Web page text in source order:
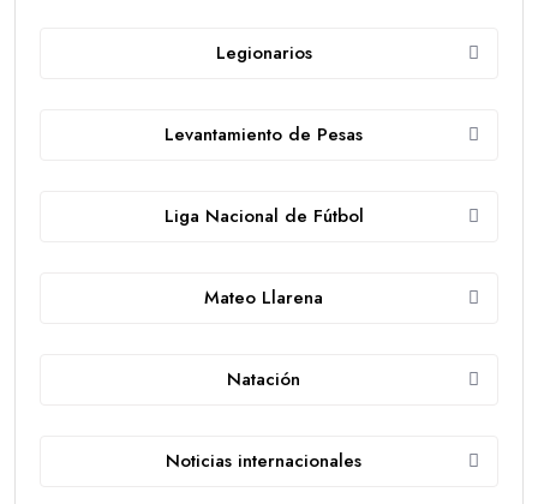
Legionarios
Levantamiento de Pesas
Liga Nacional de Fútbol
Mateo Llarena
Natación
Noticias internacionales